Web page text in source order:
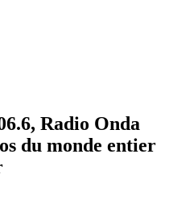
Radio Onda
du monde entier